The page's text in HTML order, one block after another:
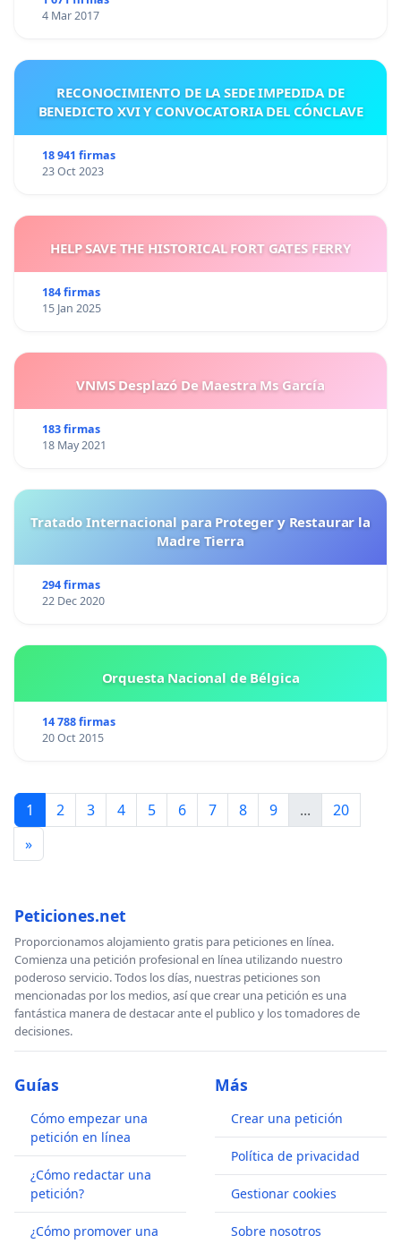
4 Mar 2017
RECONOCIMIENTO DE LA SEDE IMPEDIDA DE
BENEDICTO XVI Y CONVOCATORIA DEL CÓNCLAVE
18 941 firmas
23 Oct 2023
HELP SAVE THE HISTORICAL FORT GATES FERRY
184 firmas
15 Jan 2025
VNMS Desplazó De Maestra Ms García
183 firmas
18 May 2021
Tratado Internacional para Proteger y Restaurar la
Madre Tierra
294 firmas
22 Dec 2020
Orquesta Nacional de Bélgica
14 788 firmas
20 Oct 2015
1 2 3 4 5 6 7 8 9 ...
20
»
Peticiones.net
Proporcionamos alojamiento gratis para peticiones en línea.
Comienza una petición profesional en línea utilizando nuestro
poderoso servicio. Todos los días, nuestras peticiones son
mencionadas por los medios, así que crear una petición es una
fantástica manera de destacar ante el publico y los tomadores de
decisiones.
Guías
Cómo empezar una
petición en línea
¿Cómo redactar una
petición?
¿Cómo promover una
Más
Crear una petición
Política de privacidad
Gestionar cookies
Sobre nosotros